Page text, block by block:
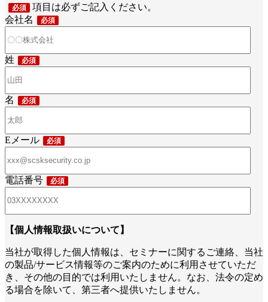
項目は必ずご記入ください。
会社名
姓
名
Eメール
電話番号
【個人情報取扱いについて】
当社が取得した個人情報は、セミナーに関するご連絡、当社
の製品/サービス情報等のご案内のために利用させていただ
き、その他の目的では利用いたしません。なお、法令の定め
る場合を除いて、第三者へ提供いたしません。